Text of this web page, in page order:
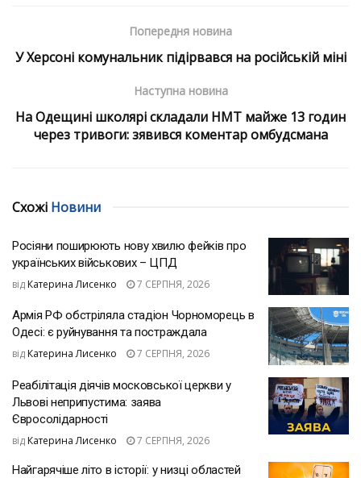
Попередня новина
У Херсоні комунальник підірвався на російській міні
Наступна новина
На Одещині школярі складали НМТ майже 13 годин
через тривоги: зявився коментар омбудсмана
Схожі Новини
Росіяни поширюють нову хвилю фейків про
українських військових – ЦПД
від Катерина Лисенко 7 СЕРПНЯ, 2026
Армія РФ обстріляла стадіон Чорноморець в
Одесі: є руйнування та постраждала
від Катерина Лисенко 7 СЕРПНЯ, 2026
Реабілітація діячів московської церкви у
Львові неприпустима: заява
Євросолідарності
від Катерина Лисенко 7 СЕРПНЯ, 2026
Найгарячіше літо в історії: у низці областей